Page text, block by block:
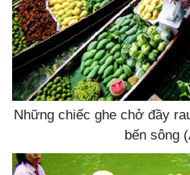
Những chiếc ghe chở đầy
bến sông